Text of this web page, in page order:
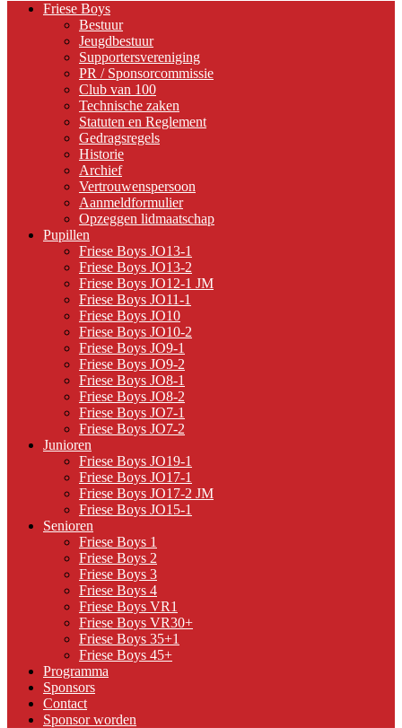
Friese Boys
Bestuur
Jeugdbestuur
Supportersvereniging
PR / Sponsorcommissie
Club van 100
Technische zaken
Statuten en Reglement
Gedragsregels
Historie
Archief
Vertrouwenspersoon
Aanmeldformulier
Opzeggen lidmaatschap
Pupillen
Friese Boys JO13-1
Friese Boys JO13-2
Friese Boys JO12-1 JM
Friese Boys JO11-1
Friese Boys JO10
Friese Boys JO10-2
Friese Boys JO9-1
Friese Boys JO9-2
Friese Boys JO8-1
Friese Boys JO8-2
Friese Boys JO7-1
Friese Boys JO7-2
Junioren
Friese Boys JO19-1
Friese Boys JO17-1
Friese Boys JO17-2 JM
Friese Boys JO15-1
Senioren
Friese Boys 1
Friese Boys 2
Friese Boys 3
Friese Boys 4
Friese Boys VR1
Friese Boys VR30+
Friese Boys 35+1
Friese Boys 45+
Programma
Sponsors
Contact
Sponsor worden